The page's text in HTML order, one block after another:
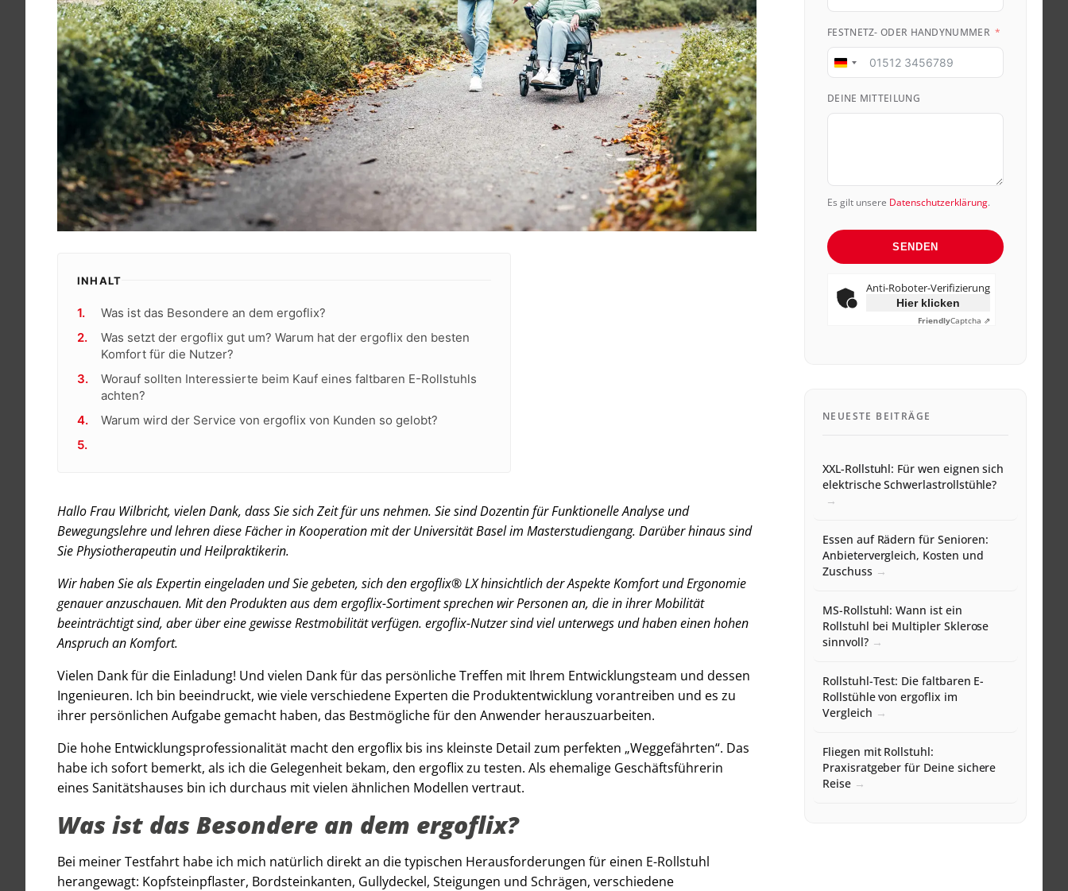
INHALT
Was ist das Besondere an dem ergoflix?
Was setzt der ergoflix gut um? Warum hat der ergoflix den besten
Komfort für die Nutzer?
Worauf sollten Interessierte beim Kauf eines faltbaren E-Rollstuhls
achten?
Warum wird der Service von ergoflix von Kunden so gelobt?
Hallo Frau Wilbricht, vielen Dank, dass Sie sich Zeit für uns nehmen. Sie sind Dozentin für Funktionelle Analyse und
Bewegungslehre und lehren diese Fächer in Kooperation mit der Universität Basel im Masterstudiengang. Darüber hinaus sind
Sie Physiotherapeutin und Heilpraktikerin.
Wir haben Sie als Expertin eingeladen und Sie gebeten, sich den ergoflix® LX hinsichtlich der Aspekte Komfort und Ergonomie
genauer anzuschauen. Mit den Produkten aus dem ergoflix-Sortiment sprechen wir Personen an, die in ihrer Mobilität
beeinträchtigt sind, aber über eine gewisse Restmobilität verfügen. ergoflix-Nutzer sind viel unterwegs und haben einen hohen
Anspruch an Komfort.
Vielen Dank für die Einladung! Und vielen Dank für das persönliche Treffen mit Ihrem Entwicklungsteam und dessen
Ingenieuren. Ich bin beeindruckt, wie viele verschiedene Experten die Produktentwicklung vorantreiben und es zu
ihrer persönlichen Aufgabe gemacht haben, das Bestmögliche für den Anwender herauszuarbeiten.
Die hohe Entwicklungsprofessionalität macht den ergoflix bis ins kleinste Detail zum perfekten „Weggefährten“. Das
habe ich sofort bemerkt, als ich die Gelegenheit bekam, den ergoflix zu testen. Als ehemalige Geschäftsführerin
eines Sanitätshauses bin ich durchaus mit vielen ähnlichen Modellen vertraut.
Was ist das Besondere an dem ergoflix?
Bei meiner Testfahrt habe ich mich natürlich direkt an die typischen Herausforderungen für einen E-Rollstuhl
herangewagt: Kopfsteinpflaster, Bordsteinkanten, Gullydeckel, Steigungen und Schrägen, verschiedene
FESTNETZ- ODER HANDYNUMMER
Germany
DEINE MITTEILUNG
Es gilt unsere Datenschutzerklärung.
SENDEN
Anti-Roboter-Verifizierung
Hier klicken
FriendlyCaptcha ⇗
NEUESTE BEITRÄGE
XXL-Rollstuhl: Für wen eignen sich
elektrische Schwerlastrollstühle?
Essen auf Rädern für Senioren:
Anbietervergleich, Kosten und
Zuschuss
MS-Rollstuhl: Wann ist ein
Rollstuhl bei Multipler Sklerose
sinnvoll?
Rollstuhl-Test: Die faltbaren E-
Rollstühle von ergoflix im
Vergleich
Fliegen mit Rollstuhl:
Praxisratgeber für Deine sichere
Reise